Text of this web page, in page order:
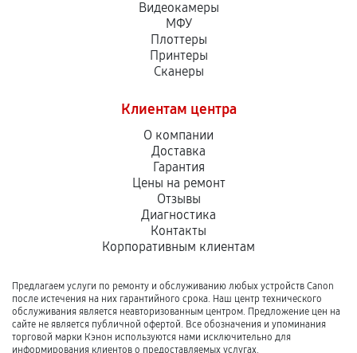
Видеокамеры
МФУ
Плоттеры
Принтеры
Сканеры
Клиентам центра
О компании
Доставка
Гарантия
Цены на ремонт
Отзывы
Диагностика
Контакты
Корпоративным клиентам
Предлагаем услуги по ремонту и обслуживанию любых устройств Canon
после истечения на них гарантийного срока. Наш центр технического
обслуживания является неавторизованным центром. Предложение цен на
сайте не является публичной офертой. Все обозначения и упоминания
торговой марки Кэнон используются нами исключительно для
информирования клиентов о предоставляемых услугах.